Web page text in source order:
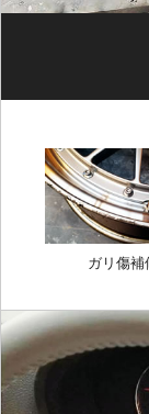
ガリ傷補